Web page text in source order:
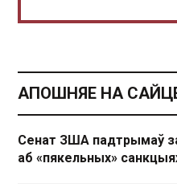
АПОШНЯЕ НА
Сенат ЗША падтрымаў
аб «пякельных»